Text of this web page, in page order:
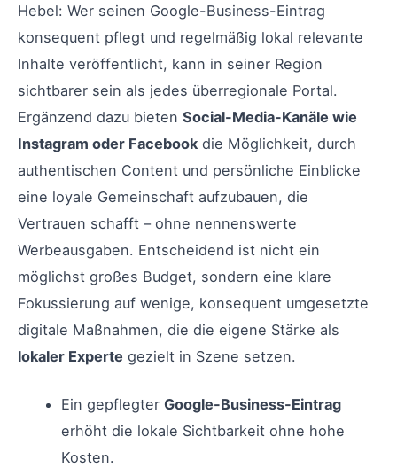
Hebel: Wer seinen Google-Business-Eintrag
konsequent pflegt und regelmäßig lokal relevante
Inhalte veröffentlicht, kann in seiner Region
sichtbarer sein als jedes überregionale Portal.
Ergänzend dazu bieten Social-Media-Kanäle wie
Instagram oder Facebook die Möglichkeit, durch
authentischen Content und persönliche Einblicke
eine loyale Gemeinschaft aufzubauen, die
Vertrauen schafft – ohne nennenswerte
Werbeausgaben. Entscheidend ist nicht ein
möglichst großes Budget, sondern eine klare
Fokussierung auf wenige, konsequent umgesetzte
digitale Maßnahmen, die die eigene Stärke als
lokaler Experte gezielt in Szene setzen.
Ein gepflegter Google-Business-Eintrag
erhöht die lokale Sichtbarkeit ohne hohe
Kosten.